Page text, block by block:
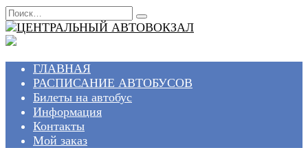
Перейти
к
содержанию
Search
for:
ГЛАВНАЯ
РАСПИСАНИЕ АВТОБУСОВ
Билеты на автобус
Информация
Контакты
Мой заказ